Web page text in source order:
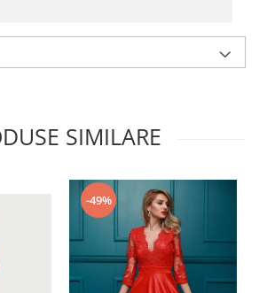
SIMILARE
-49%